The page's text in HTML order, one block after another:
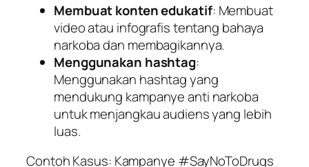
Membuat konten edukatif: Membuat
video atau infografis tentang bahaya
narkoba dan membagikannya.
Menggunakan hashtag:
Menggunakan hashtag yang
mendukung kampanye anti narkoba
untuk menjangkau audiens yang lebih
luas.
Contoh Kasus: Kampanye #SayNoToDrugs